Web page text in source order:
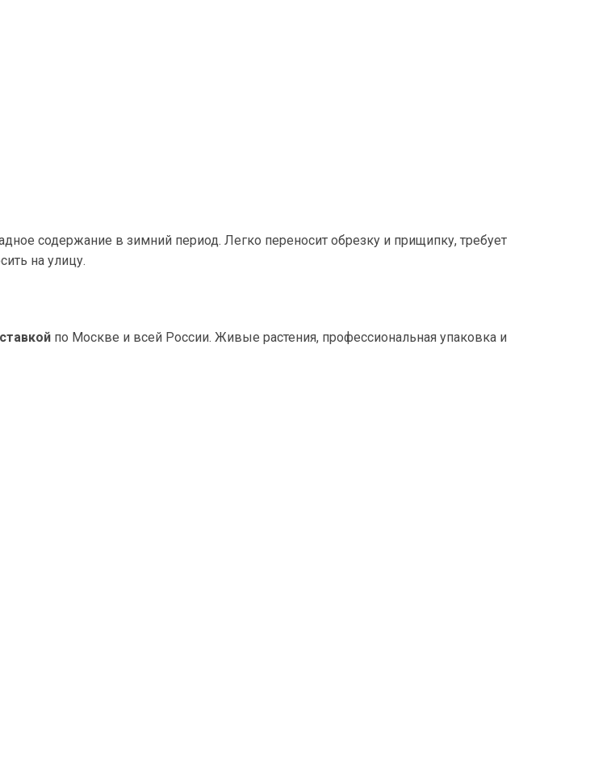
содержание в зимний период. Легко переносит обрезку и прищипку, требует
на улицу.
по Москве и всей России. Живые растения, профессиональная упаковка и